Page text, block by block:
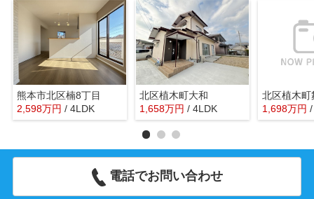
熊本市北区楠8丁目
2,598万円 / 4LDK
北区植木町大和
1,658万円 / 4LDK
北区植木町
1,698万円
電話でお問い合わせ